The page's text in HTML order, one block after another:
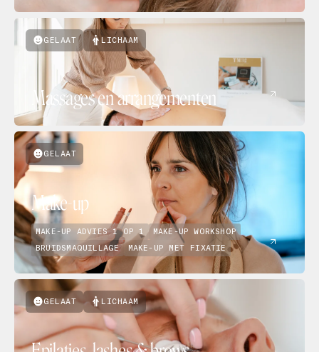
GELAAT LICHAAM
Massages en arrangementen
GELAAT
Make-up
MAKE-UP ADVIES 1 OP 1
MAKE-UP WORKSHOP
BRUIDSMAQUILLAGE
MAKE-UP MET FIXATIE
GELAAT LICHAAM